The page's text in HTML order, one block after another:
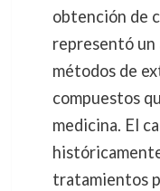
obtención de
representó un
métodos de
compuestos
medicina. El
tratamientos